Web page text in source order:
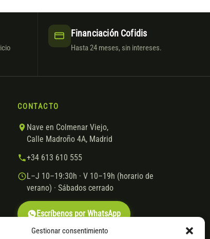
Gestionar consentimiento
Financiación Cofidis
Hasta 24 meses, sin intereses.
CONTACTO
Nave en Colmenar Viejo,
Calle Madroño 4A, Madrid
+34 613 610 555
L–J 10–19:30h · V 10–19h (horario de
verano) · Sábados cerrado
Escríbenos por WhatsApp